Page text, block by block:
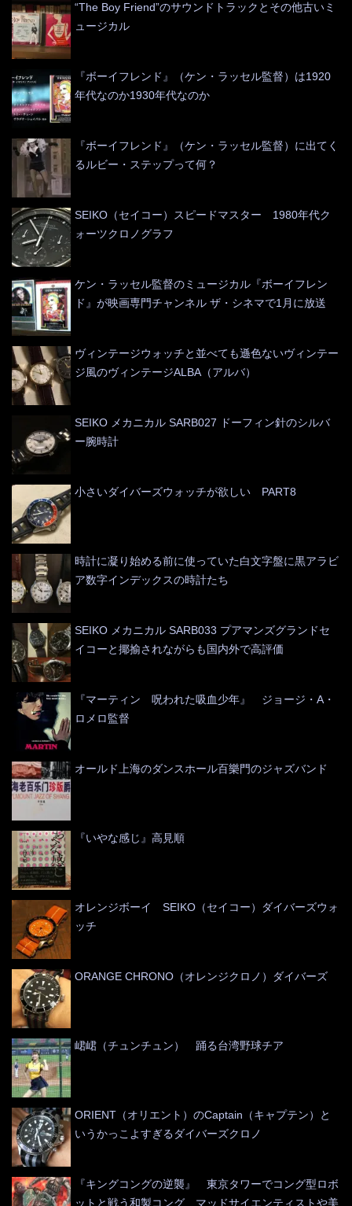
“The Boy Friend”のサウンドトラックとその他古いミ
ュージカル
『ボーイフレンド』（ケン・ラッセル監督）は1920
年代なのか1930年代なのか
『ボーイフレンド』（ケン・ラッセル監督）に出てく
るルビー・ステップって何？
SEIKO（セイコー）スピードマスター 1980年代ク
ォーツクロノグラフ
ケン・ラッセル監督のミュージカル『ボーイフレン
ド』が映画専門チャンネル ザ・シネマで1月に放送
ヴィンテージウォッチと並べても遜色ないヴィンテー
ジ風のヴィンテージALBA（アルバ）
SEIKO メカニカル SARB027 ドーフィン針のシルバ
ー腕時計
小さいダイバーズウォッチが欲しい PART8
時計に凝り始める前に使っていた白文字盤に黒アラビ
ア数字インデックスの時計たち
SEIKO メカニカル SARB033 プアマンズグランドセ
イコーと揶揄されながらも国内外で高評価
『マーティン 呪われた吸血少年』 ジョージ・A・
ロメロ監督
オールド上海のダンスホール百樂門のジャズバンド
『いやな感じ』高見順
オレンジボーイ SEIKO（セイコー）ダイバーズウォ
ッチ
ORANGE CHRONO（オレンジクロノ）ダイバーズ
峮峮（チュンチュン） 踊る台湾野球チア
ORIENT（オリエント）のCaptain（キャプテン）と
いうかっこよすぎるダイバーズクロノ
『キングコングの逆襲』 東京タワーでコング型ロボ
ットと戦う和製コング マッドサイエンティストや美